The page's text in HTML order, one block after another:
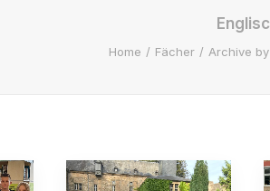
Home Fächer Archive